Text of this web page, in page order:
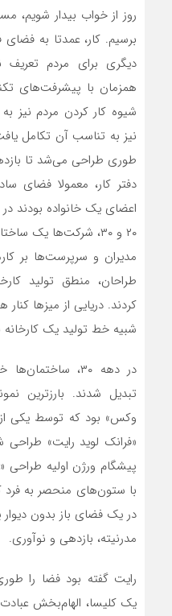
روز از خواب بیدار شویم،
برسیم. کار، عمدتا به
دیگری برای مردم تعریف
همزمان با پیشرفت‌‌‌های
شیوه کار کردن مردم نیز
طوری طراحی می‌‌‌شد تا
دفتر کار، معمولا فضای
اعضای یک خانواده بودند
۲۰ و ۳۰، شرکت‌ها یک
مدیران و سرپرست‌‌‌ها بر
طراحان، منطق تولید
کردند. دریایی از میزها
شبیه خط تولید یک کارخانه
در دهه ۳۰،
تبدیل شدند. بارزترین
وکس» بود که توسط یکی
«فرانک لوید رایت»
پیشگام ورژن اولیه طراحی
با ستون‌های منحصر به فرد
در یک فضای باز بدون دیوار
مدرنیته، بازدهی و نوآوری.
رایت گفته بود فضا را
یک کلیسا، الهام‌‌‌بخش